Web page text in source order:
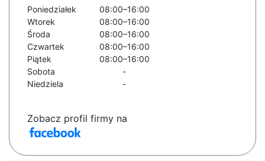
Poniedziałek
08:00–16:00
Wtorek
08:00–16:00
Środa
08:00–16:00
Czwartek
08:00–16:00
Piątek
08:00–16:00
Sobota
-
Niedziela
-
Zobacz profil firmy na